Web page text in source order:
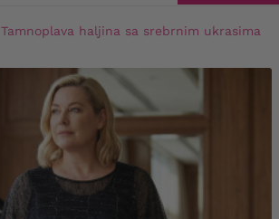
Tamnoplava haljina sa srebrnim ukrasima